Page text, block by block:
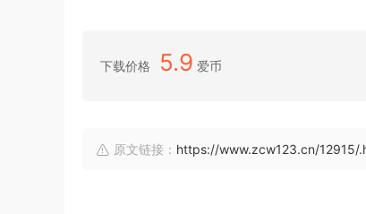
下载价格 5.9 爱币
原文链接： https://www.zcw123.cn/12915/